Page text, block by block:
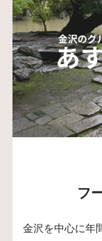
フ
金沢を中心に年